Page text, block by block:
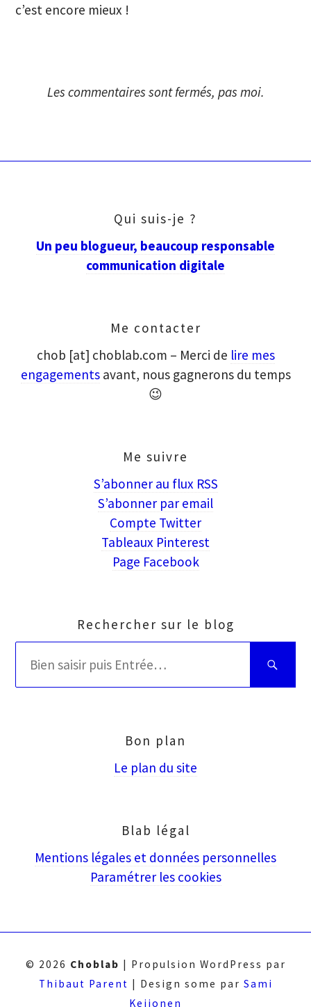
c’est encore mieux !
Les commentaires sont fermés, pas moi.
Qui suis-je ?
Un peu blogueur, beaucoup responsable
communication digitale
Me contacter
chob [at] choblab.com – Merci de lire mes
engagementsavant, nous gagnerons du temps
😉
Me suivre
S’abonner au flux RSS
S’abonner par email
Compte Twitter
Tableaux Pinterest
Page Facebook
Rechercher sur le blog
Bien
Bon plan
Le plan du site
Blab légal
Mentions légales et données personnelles
Paramétrer les cookies
© 2026 Choblab
Propulsion WordPress par
Thibaut Parent
Design some par Sami
Keijonen